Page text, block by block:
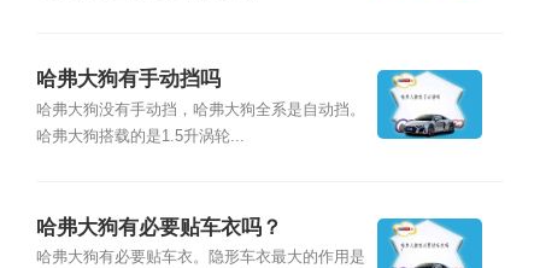
哈弗大狗有手动挡吗
哈弗大狗没有手动挡，哈弗大狗全系是自动挡。
哈弗大狗搭载的是1.5升涡轮...
哈弗大狗有必要贴车衣吗？
哈弗大狗有必要贴车衣。隐形车衣最大的作用是